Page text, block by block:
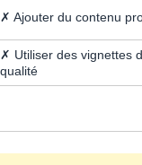
✗ Ajouter du contenu
✗ Utiliser des vignettes
qualité